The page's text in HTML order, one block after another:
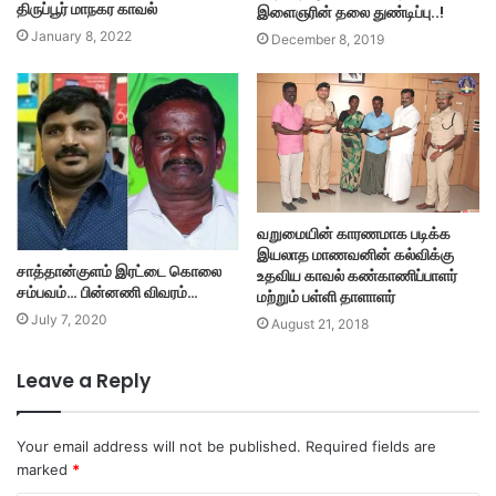
திருப்பூர் மாநகர காவல்
January 8, 2022
இளைஞரின் தலை துண்டிப்பு..!
December 8, 2019
சாத்தான்குளம் இரட்டை கொலை
சம்பவம்… பின்னணி விவரம்…
July 7, 2020
வறுமையின் காரணமாக படிக்க
இயலாத மாணவனின் கல்விக்கு
உதவிய காவல் கண்காணிப்பாளர்
மற்றும் பள்ளி தாளாளர்
August 21, 2018
Leave a Reply
Your email address will not be published. Required fields are
marked *